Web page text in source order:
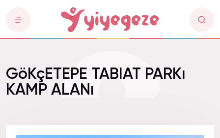
GöKçETEPE TABIAT PARKı
KAMP ALANı